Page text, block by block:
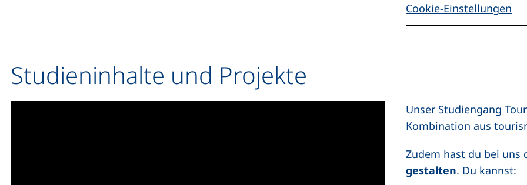
Cookie-Einstellungen
Studieninhalte und Projekte
Unser Studiengang
Kombination aus
Zudem hast du bei uns
gestalten. Du kannst: